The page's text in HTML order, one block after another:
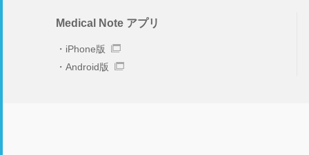
Medical Note アプリ
iPhone版
Android版